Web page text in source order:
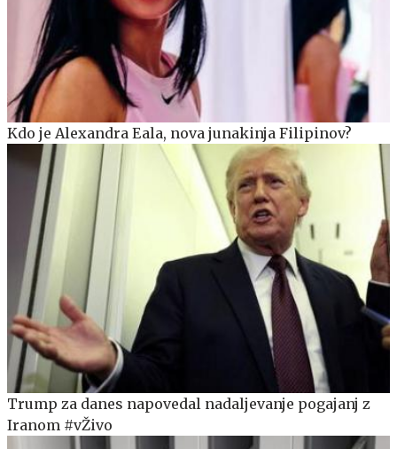
Kdo je Alexandra Eala, nova junakinja Filipinov?
Trump za danes napovedal nadaljevanje pogajanj z
Iranom #vŽivo